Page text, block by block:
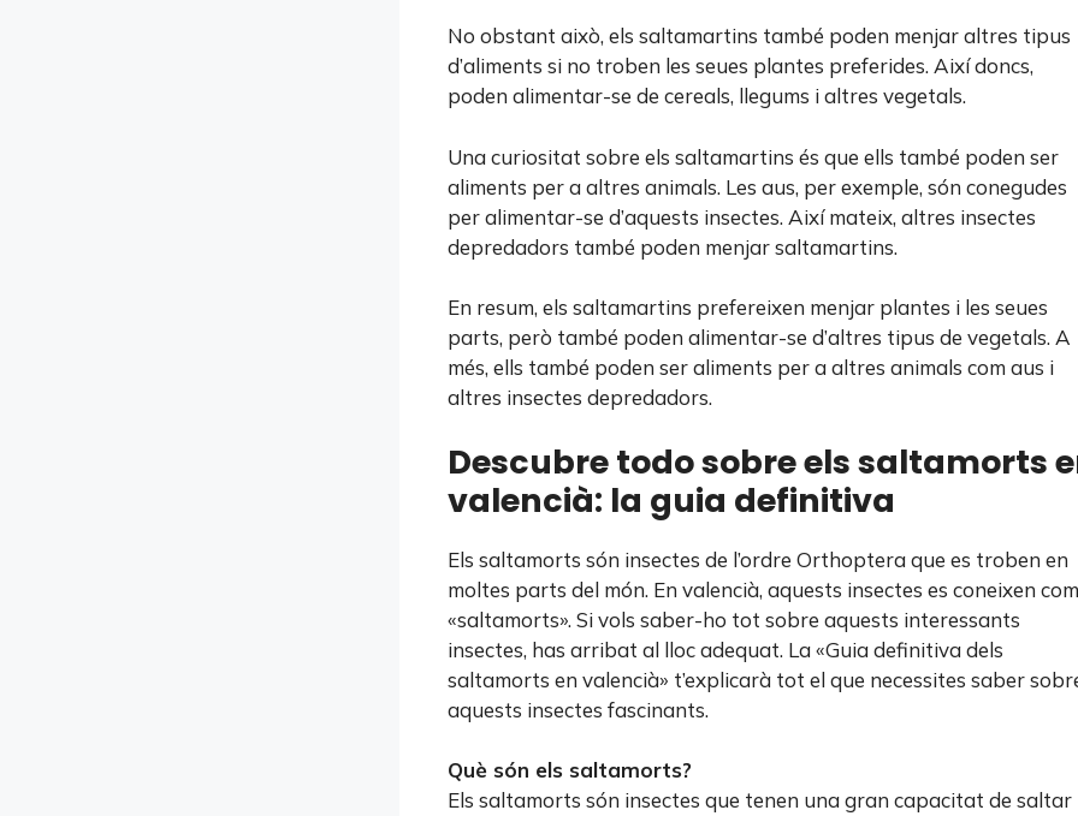
No obstant això, els saltamartins també poden menjar altres tipus
d’aliments si no troben les seues plantes preferides. Així doncs,
poden alimentar-se de cereals, llegums i altres vegetals.
Una curiositat sobre els saltamartins és que ells també poden ser
aliments per a altres animals. Les aus, per exemple, són conegudes
per alimentar-se d’aquests insectes. Així mateix, altres insectes
depredadors també poden menjar saltamartins.
En resum, els saltamartins prefereixen menjar plantes i les seues
parts, però també poden alimentar-se d’altres tipus de vegetals. A
més, ells també poden ser aliments per a altres animals com aus i
altres insectes depredadors.
Descubre todo sobre els saltamorts
valencià: la guia definitiva
Els saltamorts són insectes de l’ordre Orthoptera que es troben en
moltes parts del món. En valencià, aquests insectes es coneixen
«saltamorts». Si vols saber-ho tot sobre aquests interessants
insectes, has arribat al lloc adequat. La «Guia definitiva dels
saltamorts en valencià» t’explicarà tot el que necessites saber
aquests insectes fascinants.
Què són els saltamorts?
Els saltamorts són insectes que tenen una gran capacitat de saltar